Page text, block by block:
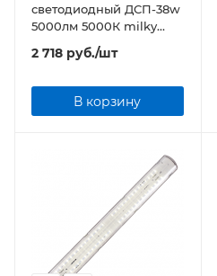
светодиодный ДСП-38w
5000лм 5000К milky
2 718 руб./шт
В корзину